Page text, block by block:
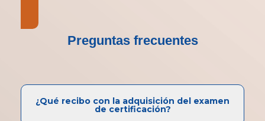
Preguntas frecuentes
¿Qué recibo con la adquisición del examen
de certificación?